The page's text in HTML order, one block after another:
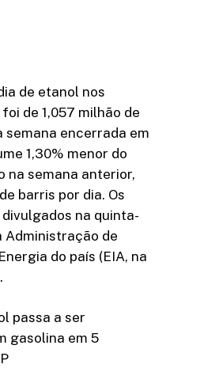
de etanol nos
de 1,057 milhão de
semana encerrada em
1,30% menor do
na semana anterior,
barris por dia. Os
na quinta-
Administração de
do país (EIA, na
passa a ser
gasolina em 5